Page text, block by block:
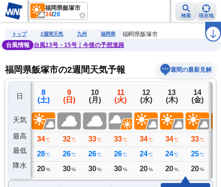
福岡県飯塚市
34/28 検索 現在地
雨雲レーダー 台風情報 地震情報 警報・注意報 ラ
トップ 2週間天気 九州 福岡県
福岡県飯塚市
台風情報
台風13号・15号｜今後の予想進路
福岡県飯塚市の2週間天気予報 週間の最新見解
日
天気
最高
最低
降水
7
(金)
34 ℃
29 ℃
0 ミリ
8
(土)
34 ℃
28 ℃
20 %
9
(日)
32 ℃
26 ℃
30 %
10
(月)
33 ℃
26 ℃
30 %
11
(火)
33 ℃
26 ℃
30 %
12
(水)
34 ℃
24 ℃
20 %
13
(木)
34 ℃
24 ℃
20 %
14
(金)
33 ℃
25 ℃
20 %